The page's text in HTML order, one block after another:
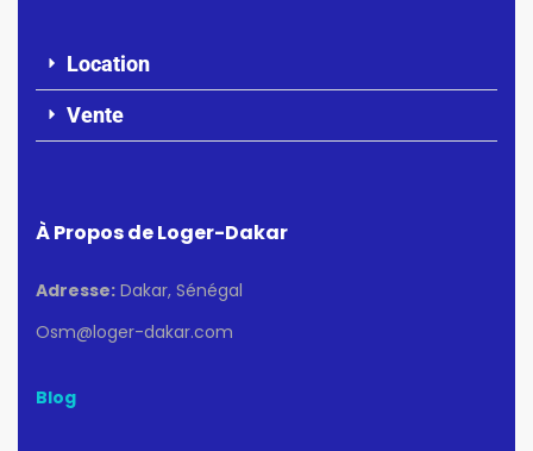
Location
Vente
À Propos de Loger-Dakar
Adresse: Dakar, Sénégal
Osm@loger-dakar.com
Blog